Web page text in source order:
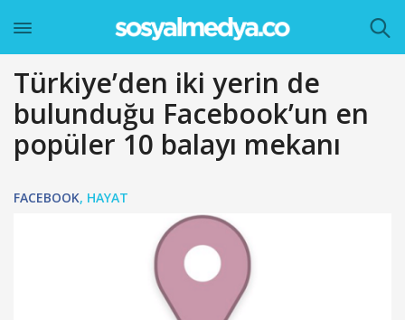
Türkiye’den iki yerin de
bulunduğu Facebook’un en
popüler 10 balayı mekanı
FACEBOOK, HAYAT